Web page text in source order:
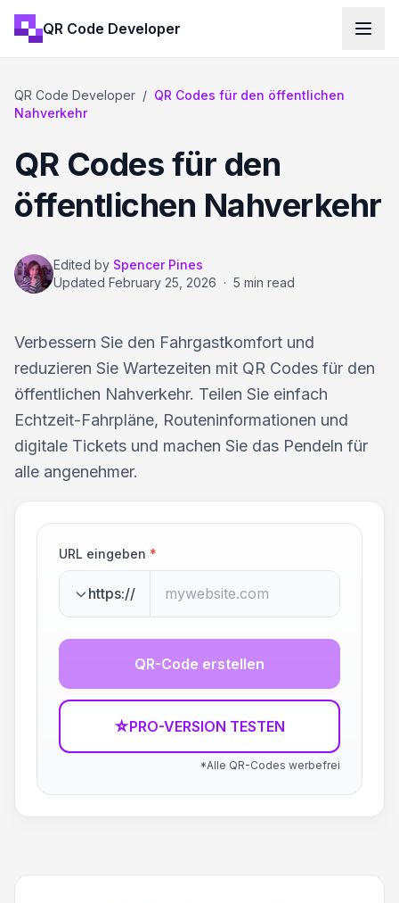
QR Code Developer
QR Code Developer / QR Codes für den öffentlichen
Nahverkehr
QR Codes für den
öffentlichen Nahverkehr
Edited by Spencer Pines
Updated February 25, 2026 · 5 min read
Verbessern Sie den Fahrgastkomfort und
reduzieren Sie Wartezeiten mit QR Codes für den
öffentlichen Nahverkehr. Teilen Sie einfach
Echtzeit-Fahrpläne, Routeninformationen und
digitale Tickets und machen Sie das Pendeln für
alle angenehmer.
URL eingeben *
https://
QR-Code erstellen
☆PRO-VERSION TESTEN
*Alle QR-Codes werbefrei